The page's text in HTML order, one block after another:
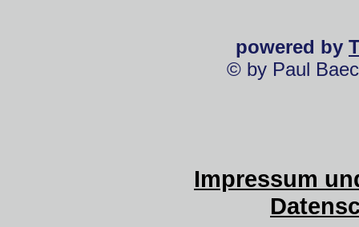
powered by
© by Paul
Impressum